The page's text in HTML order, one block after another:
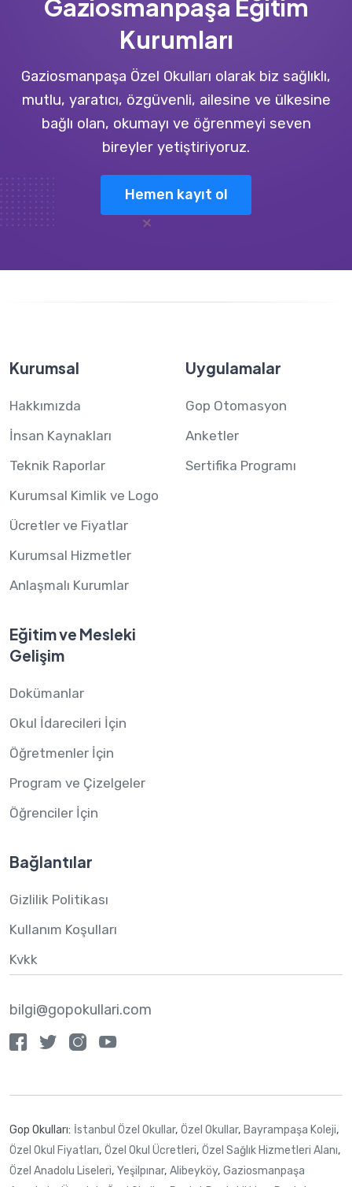
Gaziosmanpaşa Eğitim
Kurumları
Gaziosmanpaşa Özel Okulları olarak biz sağlıklı,
mutlu, yaratıcı, özgüvenli, ailesine ve ülkesine
bağlı olan, okumayı ve öğrenmeyi seven
bireyler yetiştiriyoruz.
Hemen kayıt ol
Kurumsal
Hakkımızda
İnsan Kaynakları
Teknik Raporlar
Kurumsal Kimlik ve Logo
Ücretler ve Fiyatlar
Kurumsal Hizmetler
Anlaşmalı Kurumlar
Uygulamalar
Gop Otomasyon
Anketler
Sertifika Programı
Eğitim ve Mesleki
Gelişim
Dokümanlar
Okul İdarecileri İçin
Öğretmenler İçin
Program ve Çizelgeler
Öğrenciler İçin
Bağlantılar
Gizlilik Politikası
Kullanım Koşulları
Kvkk
bilgi@gopokullari.com
Gop Okulları: İstanbul Özel Okullar, Özel Okullar, Bayrampaşa Koleji,
Özel Okul Fiyatları, Özel Okul Ücretleri, Özel Sağlık Hizmetleri Alanı,
Özel Anadolu Liseleri, Yeşilpınar, Alibeyköy, Gaziosmanpaşa